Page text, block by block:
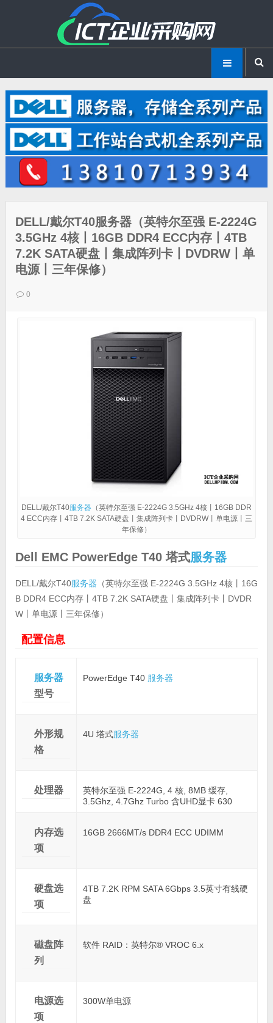
DELL/戴尔T40服务器（英特尔至强 E-2224G
3.5GHz 4核丨16GB DDR4 ECC内存丨4TB
7.2K SATA硬盘丨集成阵列卡丨DVDRW丨单
电源丨三年保修）
0
DELL/戴尔T40服务器（英特尔至强 E-2224G 3.5GHz 4核丨16GB DDR
4 ECC内存丨4TB 7.2K SATA硬盘丨集成阵列卡丨DVDRW丨单电源丨三
年保修）
Dell EMC PowerEdge T40 塔式服务器
DELL/戴尔T40服务器 （英特尔至强 E-2224G 3.5GHz 4核丨16G
B DDR4 ECC内存丨4TB 7.2K SATA硬盘丨集成阵列卡丨DVDR
W丨单电源丨三年保修）
配置信息
服务器
型号
PowerEdge T40 服务器
外形规
格
4U 塔式服务器
处理器
英特尔至强 E-2224G, 4 核, 8MB 缓存,
3.5Ghz, 4.7Ghz Turbo 含UHD显卡 630
内存选
项
16GB 2666MT/s DDR4 ECC UDIMM
硬盘选
项
4TB 7.2K RPM SATA 6Gbps 3.5英寸有线硬
盘
磁盘阵
列
软件 RAID：英特尔® VROC 6.x
电源选
项
300W单电源